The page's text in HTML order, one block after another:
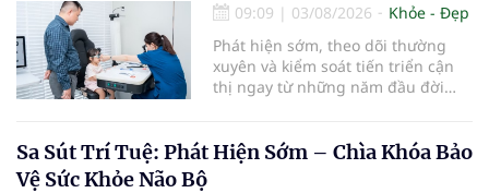
09:09 | 03/08/2026
Khỏe - Đẹp
Phát hiện sớm, theo dõi thường
xuyên và kiểm soát tiến triển cận
thị ngay từ những năm đầu đời
trẻ. Đây cũng là định hướng của
Trung tâm Nhãn nhi và Kiểm soát
Sa Sút Trí Tuệ: Phát Hiện Sớm – Chìa Khóa Bảo
Vệ Sức Khỏe Não Bộ